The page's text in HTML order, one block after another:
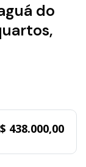
do
438.000,00